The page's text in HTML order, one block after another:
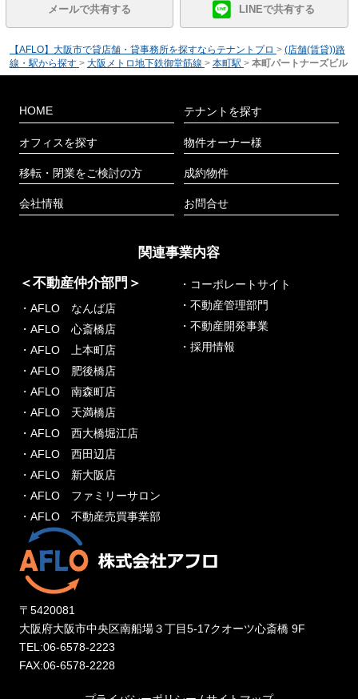
メールで共有する LINEで共有する
【AFLO】大阪市で貸店舗・貸事務所を探すならテナントプロ > (店舗(賃貸))路
線・駅から探す > 大阪メトロ地下鉄御堂筋線 > 本町駅 > 本町パートナーズビル
HOME
オフィスを探す
移転・閉業をご検討の方
会社情報
テナントを探す
物件オーナー様
成約物件
お問合せ
関連事業内容
＜不動産仲介部門＞
・AFLO なんば店
・AFLO 心斎橋店
・AFLO 上本町店
・AFLO 肥後橋店
・AFLO 南森町店
・AFLO 天満橋店
・AFLO 西大橋堀江店
・AFLO 西田辺店
・AFLO 新大阪店
・AFLO ファミリーサロン
・AFLO 不動産売買事業部
・コーポレートサイト
・不動産管理部門
・不動産開発事業
・採用情報
〒5420081
大阪府大阪市中央区南船場３丁目5-17クオーツ心斎橋 9F
TEL:06-6578-2223
FAX:06-6578-2228